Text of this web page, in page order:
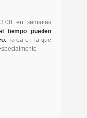
en semanas
tiempo pueden
Tarea en la que